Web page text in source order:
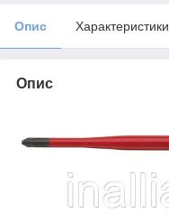
Опис Характеристики
Опис